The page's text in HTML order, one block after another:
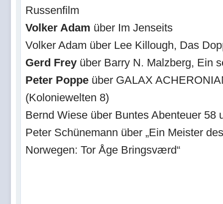
Russenfilm
Volker Adam über Im Jenseits
Volker Adam über Lee Killough, Das
Gerd Frey über Barry N. Malzberg, Ein
Peter Poppe über GALAX
(Koloniewelten 8)
Bernd Wiese über Buntes Abenteuer 58
Peter Schünemann über „Ein Meister
Norwegen: Tor Åge Bringsværd“